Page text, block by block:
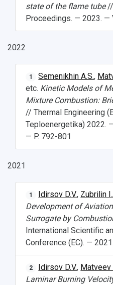
Сведения об
Официальные
state of the flame tube//
Proceedings. — 2023.
2022
1 Semenikhin A.S.,
etc. Kinetic Models of
Mixture Combustion:
// Thermal Engineering
Teploenergetika) 2022.
— P. 792-801
2021
1 Idirsov D.V., Zubrilin
Development of
Surrogate by
International Scientific
Conference (EC). —
2 Idirsov D.V., Matveev
Laminar Burning